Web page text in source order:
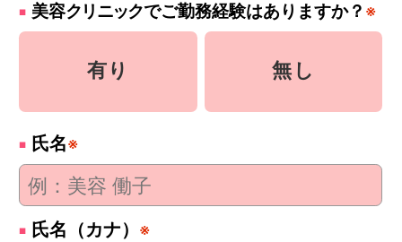
美容クリニックでご勤務経験はありますか？ ※
有り 無し
氏名※
氏名（カナ） ※